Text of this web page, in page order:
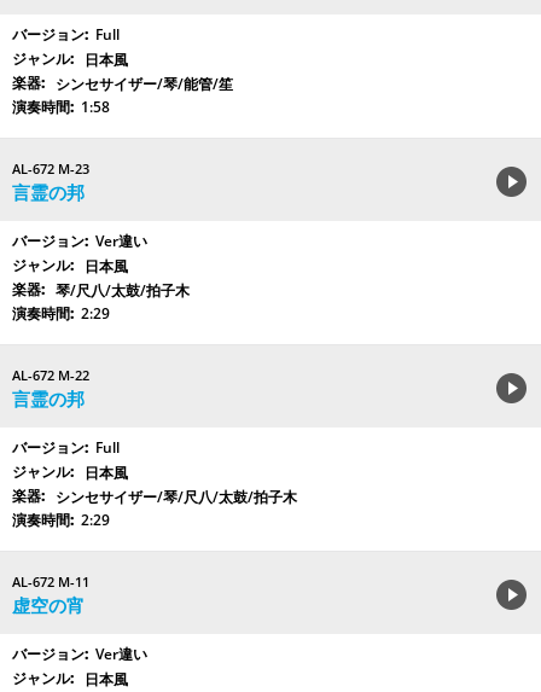
Full
日本風
シンセサイザー/琴/能管/笙
1:58
AL-672 M-23
言霊の邦
Ver違い
日本風
琴/尺八/太鼓/拍子木
2:29
AL-672 M-22
言霊の邦
Full
日本風
シンセサイザー/琴/尺八/太鼓/拍子木
2:29
AL-672 M-11
虚空の宵
Ver違い
日本風